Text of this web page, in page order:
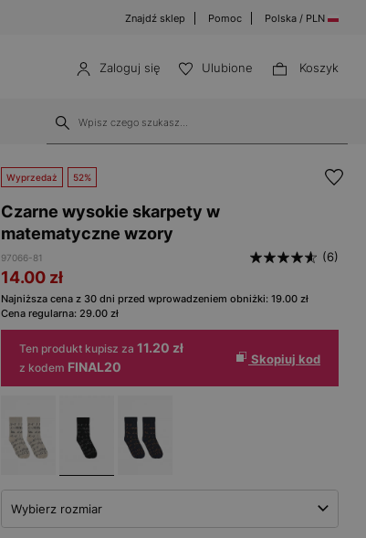
Znajdź sklep Pomoc Polska / PLN
Zaloguj się Ulubione Koszyk
Wyprzedaż 52%
Czarne wysokie skarpety w
matematyczne wzory
97066-81 (6)
14.00 zł
Najniższa cena z 30 dni przed wprowadzeniem obniżki: 19.00 zł
Cena regularna: 29.00 zł
Ten produkt kupisz za 11.20 zł
z kodem FINAL20 Skopiuj kod
Wybierz rozmiar